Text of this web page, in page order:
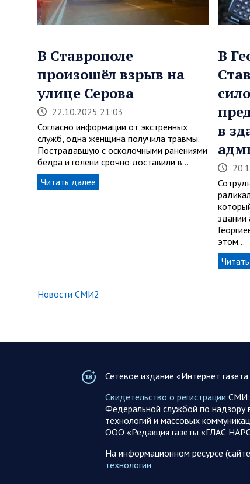
В Ставрополе
произошёл взрыв на
улице Серова
22.10.2025 21:03
Согласно информации от экстренных
служб, одна женщина получила травмы.
Пострадавшую с осколочными ранениями
бедра и голени срочно доставили в…
Читать далее
В
в
здании
этом…
Новости СМИ2
Сетевое издание «Интернет газета
Свидетельство о регистрации
Федеральной службой по надзору
технологий и массовых
ООО «Редакция газеты «ГЛАС
На информационном ресурсе
технологии